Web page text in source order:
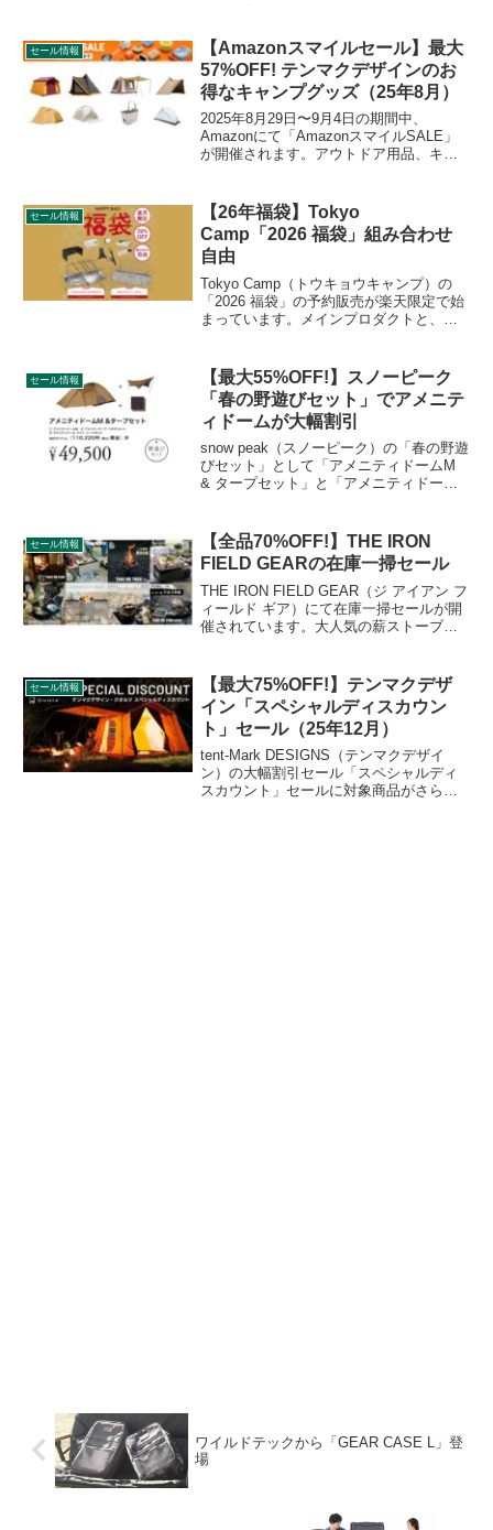
のキャンプグッズもお得に購入できま
す。詳細をレビューします。
セール情報
【Amazonスマイルセール】最大
57%OFF! テンマクデザインのお
得なキャンプグッズ（25年8月）
2025年8月29日〜9月4日の期間中、
Amazonにて「AmazonスマイルSALE」
が開催されます。アウトドア用品、キャ
ン）のキャンプグッズもお得に購入でき
ます。詳細をレビューします。
セール情報
【26年福袋】Tokyo
Camp「2026 福袋」組み合わせ
自由
Tokyo Camp（トウキョウキャンプ）の
「2026 福袋」の予約販売が楽天限定で始
まっています。メインプロダクトと、サ
テムの組み合わせでお得に購入すること
ができるようになっています。詳細をレ
ビューします。
セール情報
【最大55%OFF!】スノーピーク
「春の野遊びセット」でアメニテ
ィドームが大幅割引
snow peak（スノーピーク）の「春の野遊
びセット」として「アメニティドームM
& タープセット」と「アメニティドーム
ドームがリニューアルされることに伴
い、旧盤が大幅割引されることになりま
した。詳細をレビューします。
セール情報
【全品70%OFF!】THE IRON
FIELD GEARの在庫一掃セール
THE IRON FIELD GEAR（ジ アイアン フ
ィールド ギア）にて在庫一掃セールが開
催されています。大人気の薪ストーブ
も大変お得に購入できます。詳細をレビ
ューします。
セール情報
【最大75%OFF!】テンマクデザ
イン「スペシャルディスカウン
ト」セール（25年12月）
tent-Mark DESIGNS（テンマクデザイ
ン）の大幅割引セール「スペシャルディ
スカウント」セールに対象商品がさらに
ワイルドテックから「GEAR CASE L」登
場